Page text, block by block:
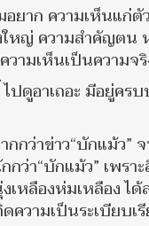
าก ความเห็นแก่ตั
ใหญ่ ความสำคัญต
ามเห็นเป็นความจ
ปดูอาเถอะ มีอยู่ค
กว่าข่าว“บักแม้ว”
ว่า“บักแม้ว” เพร
ลืองห่มเหลือง ได้
ความเป็นระเบียบ